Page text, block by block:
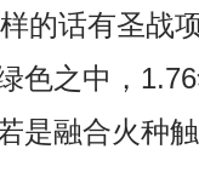
的话有圣战
色之中，
是融合火种